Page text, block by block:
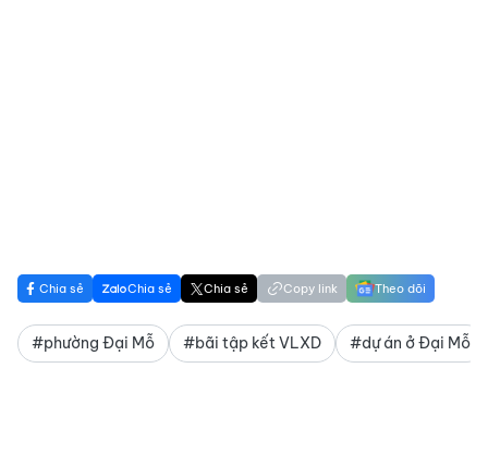
Chia sẻ Chia sẻ Chia sẻ Copy link Theo dõi
#phường Đại Mỗ #bãi tập kết VLXD #dự án ở Đại Mỗ